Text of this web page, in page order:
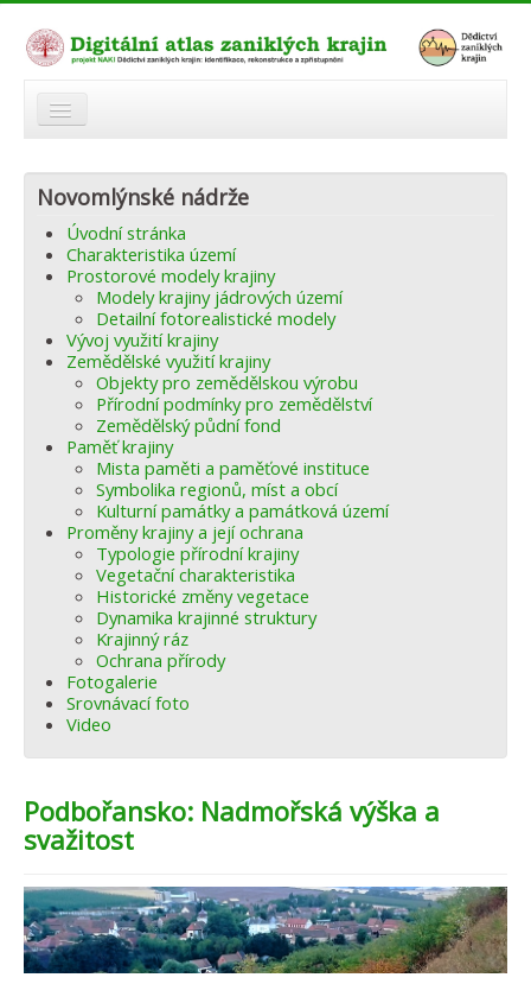
Modelová území
Zaniklé krajiny
Odkazy
Fórum
Autoři
Novomlýnské nádrže
Úvodní stránka
Charakteristika území
Prostorové modely krajiny
Modely krajiny jádrových území
Detailní fotorealistické modely
Vývoj využití krajiny
Zemědělské využití krajiny
Objekty pro zemědělskou výrobu
Přírodní podmínky pro zemědělství
Zemědělský půdní fond
Paměť krajiny
Mista paměti a paměťové instituce
Symbolika regionů, míst a obcí
Kulturní památky a památková území
Proměny krajiny a její ochrana
Typologie přírodní krajiny
Vegetační charakteristika
Historické změny vegetace
Dynamika krajinné struktury
Krajinný ráz
Ochrana přírody
Fotogalerie
Srovnávací foto
Video
Podbořansko: Nadmořská výška a
svažitost